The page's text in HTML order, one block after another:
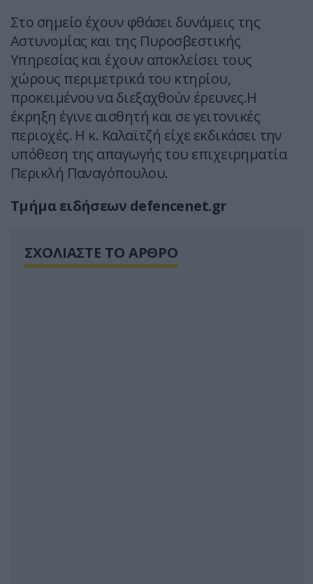
Στο σημείο έχουν φθάσει δυνάμεις της
Αστυνομίας και της Πυροσβεστικής
Υπηρεσίας και έχουν αποκλείσει τους
χώρους περιμετρικά του κτηρίου,
προκειμένου να διεξαχθούν έρευνες.Η
έκρηξη έγινε αισθητή και σε γειτονικές
περιοχές. Η κ. Καλαϊτζή είχε εκδικάσει την
υπόθεση της απαγωγής του επιχειρηματία
Περικλή Παναγόπουλου.
Τμήμα ειδήσεων defencenet.gr
ΣΧΟΛΙΑΣΤΕ ΤΟ ΑΡΘΡΟ